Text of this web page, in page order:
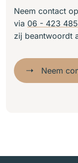
Neem contact
via 06 - 423
zij beantwoordt
Neem